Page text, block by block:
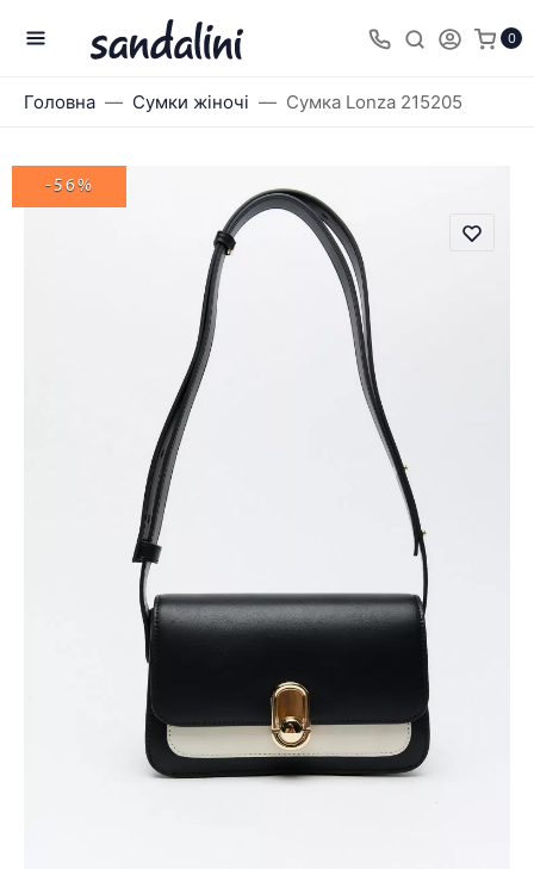
0
Головна Сумки жіночі Сумка Lonza 215205
-56%